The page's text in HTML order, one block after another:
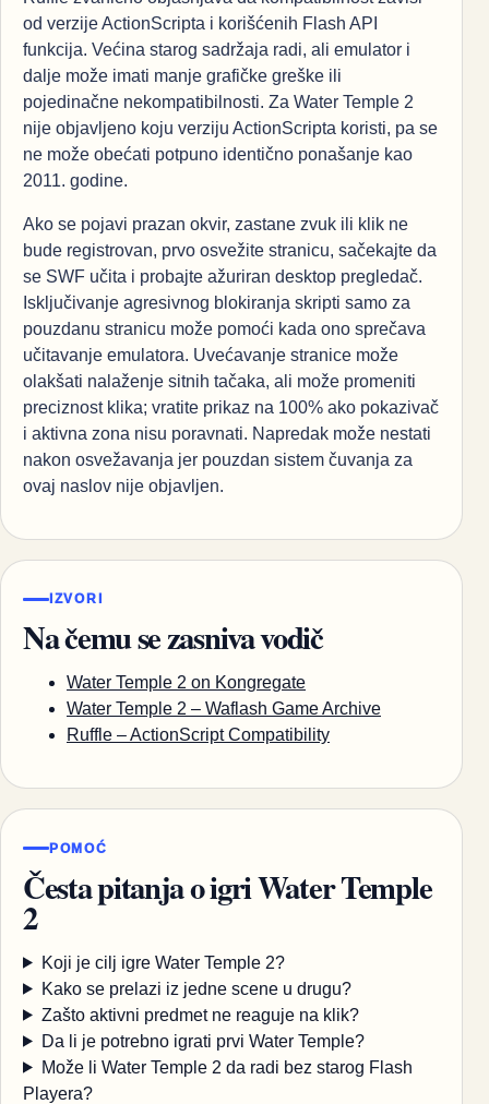
od verzije ActionScripta i korišćenih Flash API
funkcija. Većina starog sadržaja radi, ali emulator i
dalje može imati manje grafičke greške ili
pojedinačne nekompatibilnosti. Za Water Temple 2
nije objavljeno koju verziju ActionScripta koristi, pa se
ne može obećati potpuno identično ponašanje kao
2011. godine.
Ako se pojavi prazan okvir, zastane zvuk ili klik ne
bude registrovan, prvo osvežite stranicu, sačekajte da
se SWF učita i probajte ažuriran desktop pregledač.
Isključivanje agresivnog blokiranja skripti samo za
pouzdanu stranicu može pomoći kada ono sprečava
učitavanje emulatora. Uvećavanje stranice može
olakšati nalaženje sitnih tačaka, ali može promeniti
preciznost klika; vratite prikaz na 100% ako pokazivač
i aktivna zona nisu poravnati. Napredak može nestati
nakon osvežavanja jer pouzdan sistem čuvanja za
ovaj naslov nije objavljen.
IZVORI
Na čemu se zasniva vodič
Water Temple 2 on Kongregate
Water Temple 2 – Waflash Game Archive
Ruffle – ActionScript Compatibility
POMOĆ
Česta pitanja o igri Water Temple
2
Koji je cilj igre Water Temple 2?
Kako se prelazi iz jedne scene u drugu?
Zašto aktivni predmet ne reaguje na klik?
Da li je potrebno igrati prvi Water Temple?
Može li Water Temple 2 da radi bez starog Flash
Playera?